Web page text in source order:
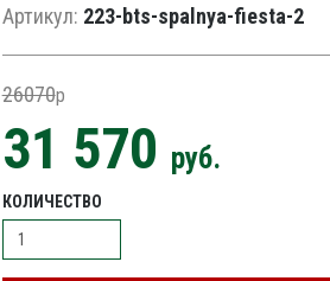
Артикул: 223-bts-spalnya-fiesta-2
26070p
31 570 руб.
КОЛИЧЕСТВО